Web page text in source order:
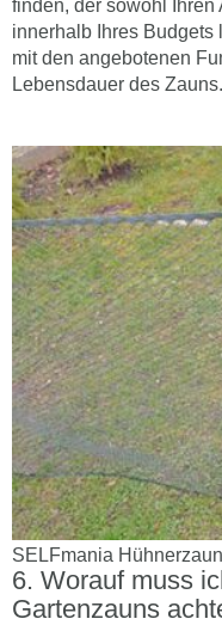
finden, der sowohl Ihren
innerhalb Ihres Budgets
mit den angebotenen
Lebensdauer des Zauns.
SELFmania
Worauf muss
Gartenzauns